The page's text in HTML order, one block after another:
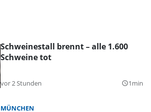
Schweinestall brennt – alle 1.600
Schweine tot
vor 2 Stunden query_builder1min
MÜNCHEN